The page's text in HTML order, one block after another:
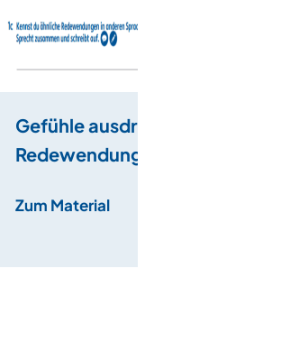
Gefühle ausdrücken –
Redewendungen
Zum Material